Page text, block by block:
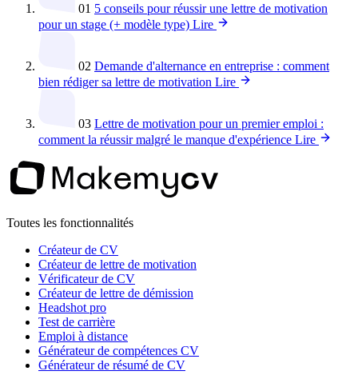
01 5 conseils pour réussir une lettre de motivation
pour un stage (+ modèle type) Lire
02 Demande d'alternance en entreprise : comment
bien rédiger sa lettre de motivation Lire
03 Lettre de motivation pour un premier emploi :
comment la réussir malgré le manque d'expérience Lire
Toutes les fonctionnalités
Créateur de CV
Créateur de lettre de motivation
Vérificateur de CV
Créateur de lettre de démission
Headshot pro
Test de carrière
Emploi à distance
Générateur de compétences CV
Générateur de résumé de CV